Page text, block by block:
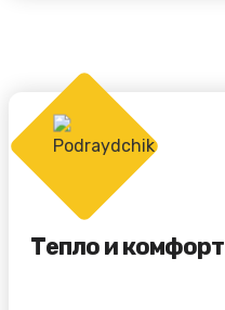
Тепло и комфорт